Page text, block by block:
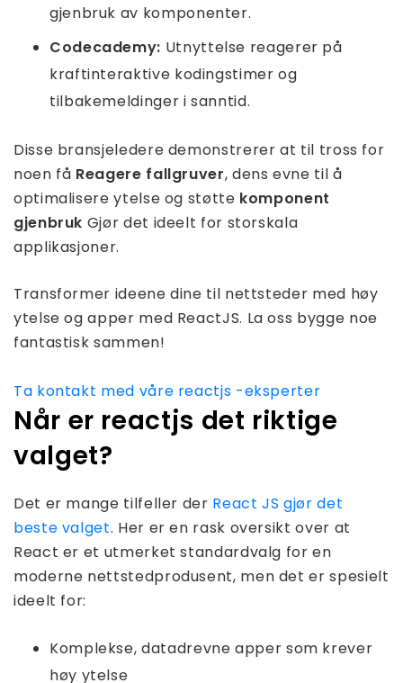
gjenbruk av komponenter.
Codecademy: Utnyttelse reagerer på
kraftinteraktive kodingstimer og
tilbakemeldinger i sanntid.
Disse bransjeledere demonstrerer at til tross for
noen få Reagere fallgruver, dens evne til å
optimalisere ytelse og støtte komponent
gjenbruk Gjør det ideelt for storskala
applikasjoner.
Transformer ideene dine til nettsteder med høy
ytelse og apper med ReactJS. La oss bygge noe
fantastisk sammen!
Ta kontakt med våre reactjs -eksperter
Når er reactjs det riktige
valget?
Det er mange tilfeller der React JS gjør det
beste valget. Her er en rask oversikt over at
React er et utmerket standardvalg for en
moderne nettstedprodusent, men det er spesielt
ideelt for:
Komplekse, datadrevne apper som krever
høy ytelse